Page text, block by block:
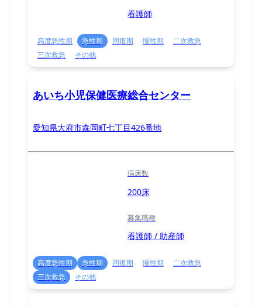
看護師
高度急性期 急性期 回復期 慢性期
二次救急
三次救急
その他
あいち小児保健医療総合センター
愛知県大府市森岡町七丁目426番地
病床数
200床
募集職種
看護師 / 助産師
高度急性期 急性期 回復期 慢性期
二次救急
三次救急
その他